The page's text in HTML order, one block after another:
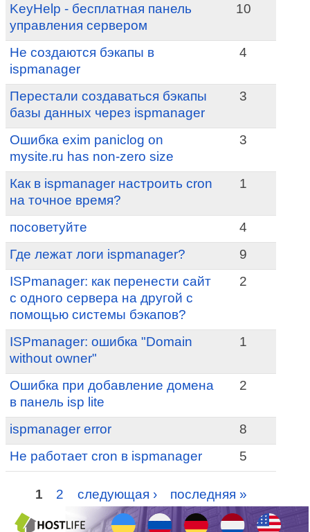
KeyHelp - бесплатная панель
управления сервером
10
Не создаются бэкапы в
ispmanager
4
Перестали создаваться бэкапы
базы данных через ispmanager
3
Ошибка exim paniclog on
mysite.ru has non-zero size
3
Как в ispmanager настроить cron
на точное время?
1
посоветуйте
4
Где лежат логи ispmanager?
9
ISPmanager: как перенести сайт
с одного сервера на другой с
помощью системы бэкапов?
2
ISPmanager: ошибка "Domain
without owner"
1
Ошибка при добавление домена
в панель isp lite
2
ispmanager error
8
Не работает cron в ispmanager
5
1 2 следующая › последняя »